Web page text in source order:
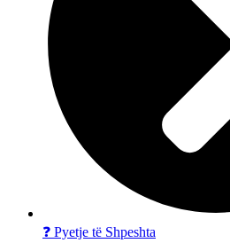
❓ Pyetje të Shpeshta